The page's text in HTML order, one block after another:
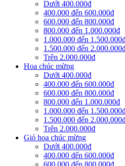
Dưới 400.000đ
400.000 đến 600.000đ
600.000 đến 800.000đ
800.000 đến 1.000.000đ
1.000.000 đến
1.500.000 đến
Trên 2.000.000đ
Hoa chúc mừng
Dưới 400.000đ
400.000 đến 600.000đ
600.000 đến 800.000đ
800.000 đến 1.000.000đ
1.000.000 đến
1.500.000 đến
Trên 2.000.000đ
Giỏ hoa chúc mừng
Dưới 400.000đ
400.000 đến 600.000đ
600.000 đến 800.000đ